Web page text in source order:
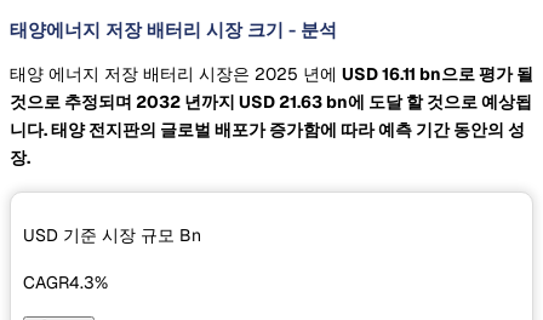
태양에너지 저장 배터리 시장 크기 - 분석
태양 에너지 저장 배터리 시장은 2025 년에 USD 16.11 bn으로 평가 될
것으로 추정되며 2032 년까지 USD 21.63 bn에 도달 할 것으로 예상됩
니다. 태양 전지판의 글로벌 배포가 증가함에 따라 예측 기간 동안의 성
장.
USD 기준 시장 규모 Bn
CAGR4.3%